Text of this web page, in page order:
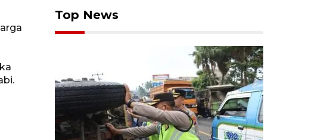
Top News